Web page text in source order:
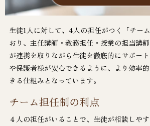
生徒1人に対して、4人の担任がつく「チー
おり、主任講師・教務担任・授業の担当講
が連携を取りながら生徒を徹底的にサポー
や保護者様が安心できるように、より効率
きる仕組みとなっています。
チーム担任制の利点
４人の担任がいることで、生徒が相談しやす